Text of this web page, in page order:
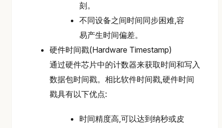
刻。
不同设备之间时间同步困难,容
易产生时间偏差。
硬件时间戳(Hardware Timestamp)
通过硬件芯片中的计数器来获取时间和写入
数据包时间戳。相比软件时间戳,硬件时间
戳具有以下优点:
时间精度高,可以达到纳秒或皮